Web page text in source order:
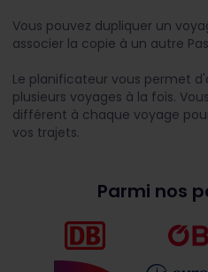
Vous pouvez dupliquer un
associer la copie à un autre
Le planificateur vous permet
plusieurs voyages à la fois.
différent à chaque voyage
vos trajets.
Parmi nos